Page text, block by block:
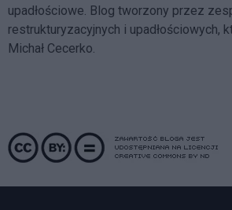
upadłościowe. Blog tworzony przez
restrukturyzacyjnych i upadłościowych,
Michał Cecerko.